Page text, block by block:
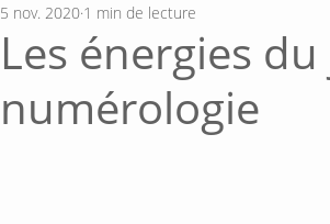
Les énergies
numérologie
5 nov. 2020 1 min de lecture